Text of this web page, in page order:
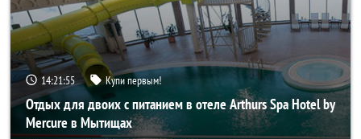
14:21:54 Купи первым!
Отдых для двоих с питанием в отеле Arthurs Spa Hotel by
Mercure в Мытищах